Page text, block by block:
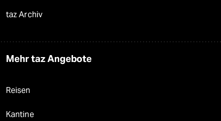
taz Archiv
Mehr taz Angebote
Reisen
Kantine